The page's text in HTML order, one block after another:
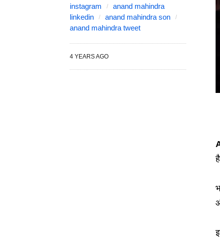
instagram
anand mahindra
linkedin
anand mahindra son
anand mahindra tweet
4 YEARS AGO